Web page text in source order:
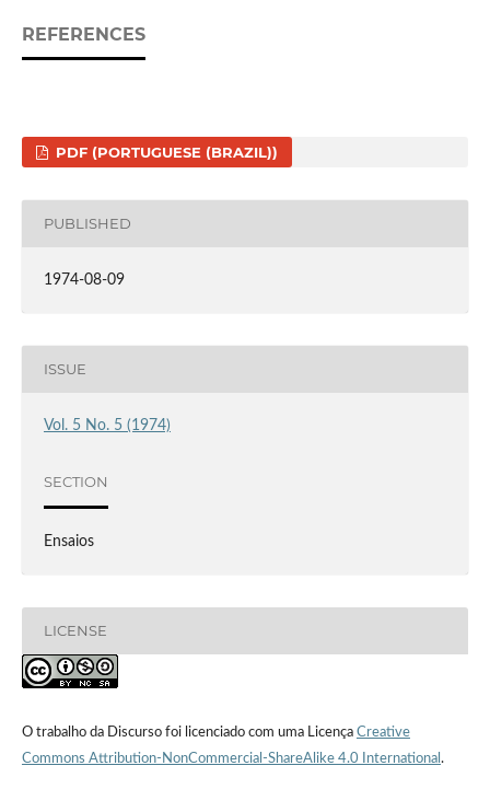
REFERENCES
PDF (PORTUGUESE (BRAZIL))
PUBLISHED
1974-08-09
ISSUE
Vol. 5 No. 5 (1974)
SECTION
Ensaios
LICENSE
O trabalho da Discurso foi licenciado com uma Licença Creative
Commons Attribution-NonCommercial-ShareAlike 4.0 International .